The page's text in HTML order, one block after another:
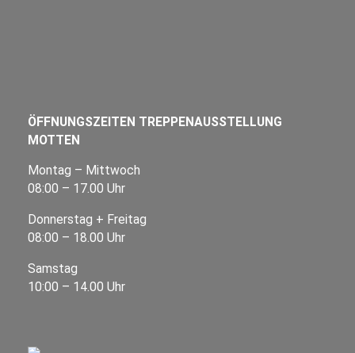
ÖFFNUNGSZEITEN TREPPENAUSSTELLUNG
MOTTEN
Montag – Mittwoch
08:00 – 17.00 Uhr
Donnerstag + Freitag
08:00 – 18.00 Uhr
Samstag
10:00 – 14.00 Uhr